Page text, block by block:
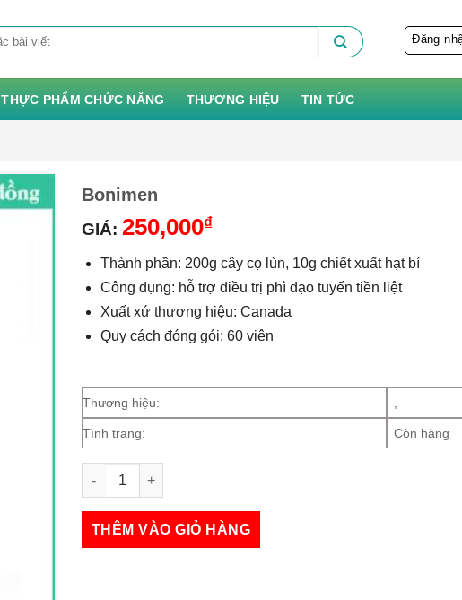
Đăng
THỰC PHẨM CHỨC NĂNG THƯƠNG HIỆU TIN TỨC
Bonimen
GIÁ: 250,000₫
Thành phần: 200g cây cọ lùn, 10g chiết xuất hạt bí
Công dụng: hỗ trợ điều trị phì đạo tuyến tiền liệt
Xuất xứ thương hiệu: Canada
Quy cách đóng gói: 60 viên
Thương hiệu:
Tình trạng: Còn hàng
THÊM VÀO GIỎ HÀNG